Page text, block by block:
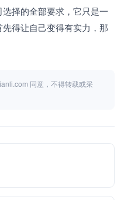
择的全部要求，它只是一
得让自己变得有实力，那
同意，不得转载或采